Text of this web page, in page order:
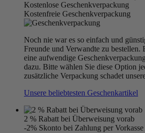
Kostenlose Geschenkverpackung
Kostenfreie Geschenkverpackung
Noch nie war es so einfach und
Freunde und Verwandte zu bestellen.
eine aufwendige
dazu. Bitte wählen Sie diese Option
zusätzliche Verpackung schadet
Unsere beliebtesten Geschenkartikel
2 % Rabatt bei Überweisung vorab
-2% Skonto bei Zahlung per